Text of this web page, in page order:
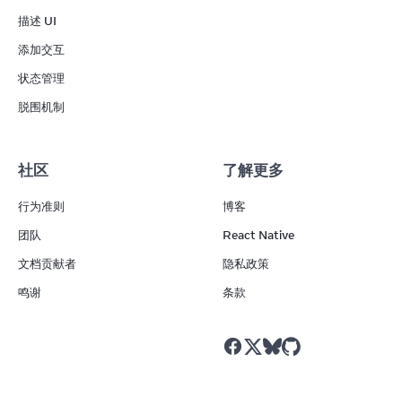
描述 UI
添加交互
状态管理
脱围机制
社区
行为准则
团队
文档贡献者
鸣谢
了解更多
博客
React Native
隐私政策
条款